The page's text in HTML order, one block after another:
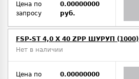
Цена по
запросу
0.00000000
руб.
FSP-ST 4,0 X 40 ZPP ШУРУП (1000)
Нет в наличии
Цена по
0.00000000